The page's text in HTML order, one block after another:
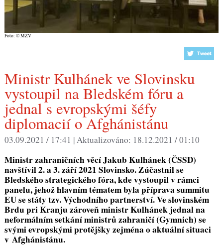
Foto: © MZV
Ministr Kulhánek ve Slovinsku
vystoupil na Bledském fóru a
jednal s evropskými šéfy
diplomacií o Afghánistánu
03.09.2021 / 17:41 |Aktualizováno: 18.12.2021 / 01:10
Ministr zahraničních věcí Jakub Kulhánek (ČSSD)
navštívil 2. a 3. září 2021 Slovinsko. Zúčastnil se
Bledského strategického fóra, kde vystoupil v rámci
panelu, jehož hlavním tématem byla příprava summitu
EU se státy tzv. Východního partnerství. Ve slovinském
Brdu pri Kranju zároveň ministr Kulhánek jednal na
neformálním setkání ministrů zahraničí (Gymnich) se
svými evropskými protějšky zejména o aktuální situaci
v Afghánistánu.